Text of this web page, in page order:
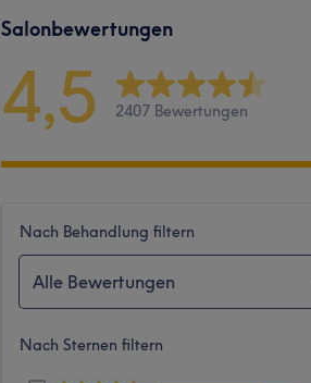
Salonbewertungen
4,5 2407 Bewertungen
Nach Behandlung filtern
Alle Bewertungen
Nach Sternen filtern